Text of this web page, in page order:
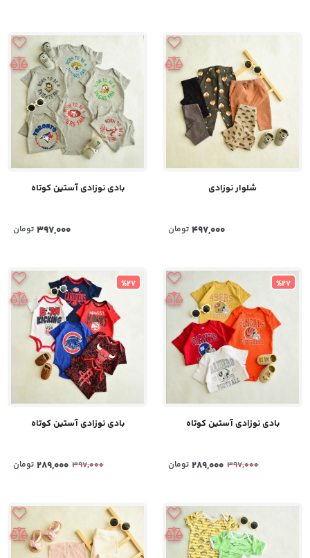
شلوار نوزادی
497,000 تومان
بادی نوزادی آستین کوتاه
397,000 تومان
%27
بادی نوزادی آستین کوتاه
397,000
289,000 تومان
%27
بادی نوزادی آستین کوتاه
397,000
289,000 تومان